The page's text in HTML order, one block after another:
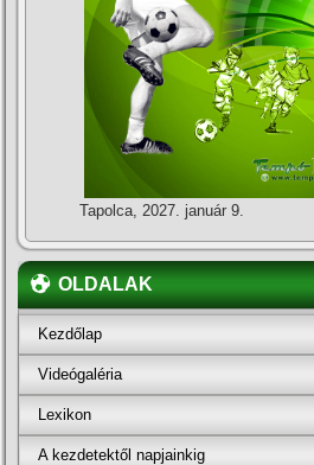
Tapolca, 2027. január 9.
OLDALAK
Kezdőlap
Videógaléria
Lexikon
A kezdetektől napjainkig